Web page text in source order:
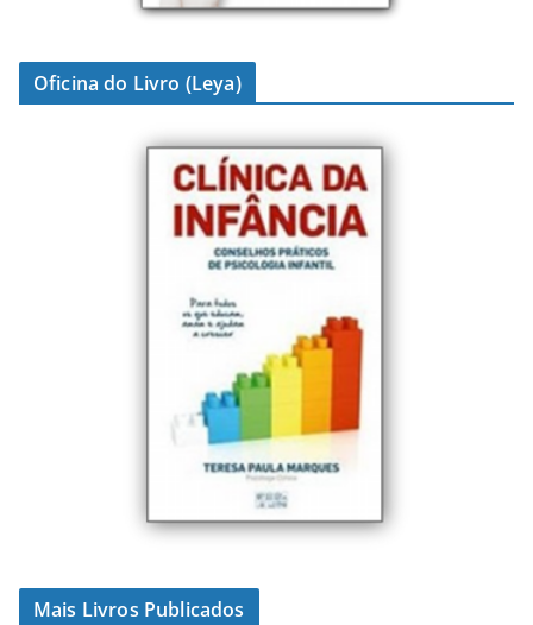
Oficina do Livro (Leya)
Mais Livros Publicados